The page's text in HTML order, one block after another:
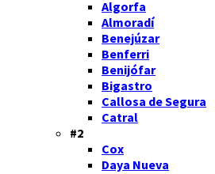
Algorfa
Almoradí
Benejúzar
Benferri
Benijófar
Bigastro
Callosa de Segura
Catral
#2
Cox
Daya Nueva